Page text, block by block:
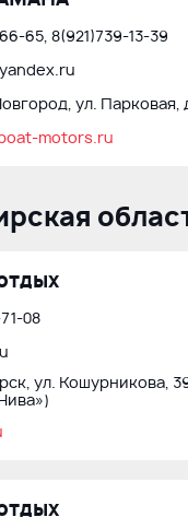
65, 8(921)739-13-39
ул. Парковая,
motors.ru
08
ул. Кошурникова,